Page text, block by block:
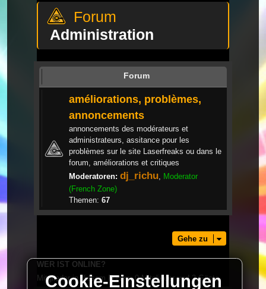
Administration
Forum
améliorations, problèmes,
annoncements
annoncements des modérateurs et
administrateurs, assitance pour les
problèmes sur le site Laserfreaks ou dans le
forum, améliorations et critiques
Moderatoren: dj_richu Moderator
(French Zone)
Themen: 67
Gehe zu
WER IST ONLINE?
Mitglieder in diesem Forum: 0 Mitglieder und 2 Gäste
Cookie-Einstellungen